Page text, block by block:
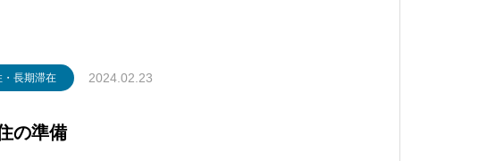
・長期滞在 2024.02.23
の準備